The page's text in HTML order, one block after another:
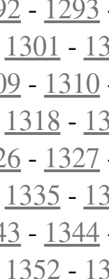
1301 -
- 1310
1318 -
- 1327
1335 -
- 1344
1352 -